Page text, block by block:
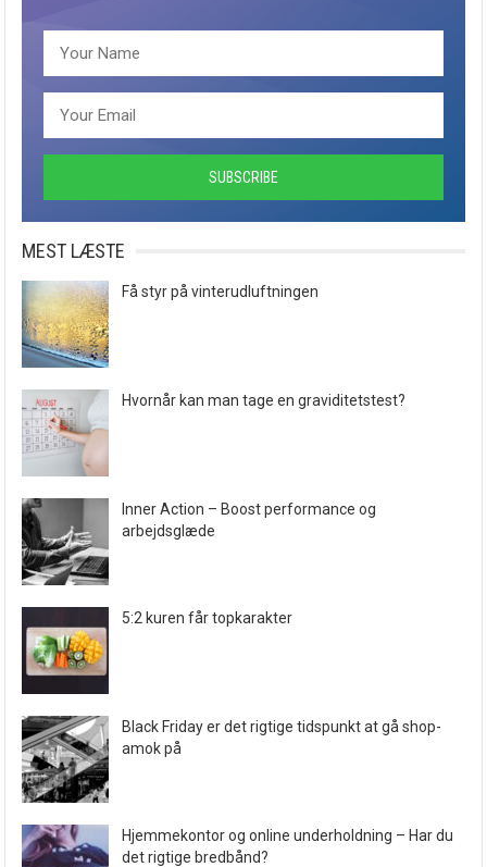
MEST LÆSTE
Få styr på vinterudluftningen
Hvornår kan man tage en graviditetstest?
Inner Action – Boost performance og
arbejdsglæde
5:2 kuren får topkarakter
Black Friday er det rigtige tidspunkt at gå shop-
amok på
Hjemmekontor og online underholdning – Har du
det rigtige bredbånd?